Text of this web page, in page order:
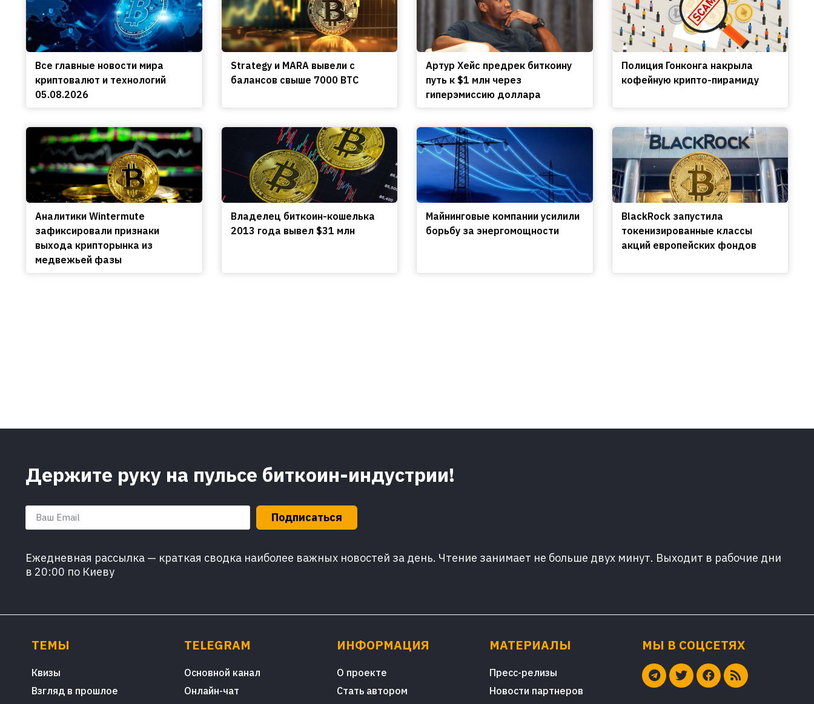
Все главные новости мира
криптовалют и технологий
05.08.2026
Strategy и MARA вывели с
балансов свыше 7000 BTC
Артур Хейс предрек биткоину
путь к $1 млн через
гиперэмиссию доллара
Полиция Гонконга накрыла
кофейную крипто-пирамиду
Аналитики Wintermute
зафиксировали признаки
выхода крипторынка из
медвежьей фазы
Владелец биткоин-кошелька
2013 года вывел $31 млн
Майнинговые компании усилили
борьбу за энергомощности
BlackRock запустила
токенизированные классы
акций европейских фондов
Держите руку на пульсе биткоин-индустрии!
Подписаться
Ежедневная рассылка — краткая сводка наиболее важных новостей за день. Чтение занимает не больше двух минут. Выходит в рабочие дни
в 20:00 по Киеву
ТЕМЫ
Квизы
Взгляд в прошлое
TELEGRAM
Основной канал
Онлайн-чат
ИНФОРМАЦИЯ
О проекте
Стать автором
МАТЕРИАЛЫ
Пресс-релизы
Новости партнеров
МЫ В СОЦСЕТЯХ